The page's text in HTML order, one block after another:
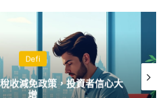
Defi
收減免政策，投資者信心大
增